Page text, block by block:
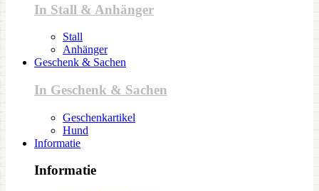
In Stall & Anhänger
Stall
Anhänger
Geschenk & Sachen
In Geschenk & Sachen
Geschenkartikel
Hund
Informatie
Informatie